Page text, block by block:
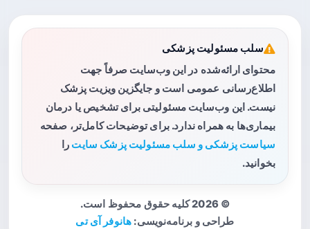
سلب مسئولیت پزشکی
محتوای ارائه‌شده در این وب‌سایت صرفاً جهت
اطلاع‌رسانی عمومی است و جایگزین ویزیت پزشک
نیست. این وب‌سایت مسئولیتی برای تشخیص یا درمان
بیماری‌ها به همراه ندارد. برای توضیحات کامل‌تر، صفحه
سیاست پزشکی و سلب مسئولیت پزشک سایت را
بخوانید.
© 2026 کلیه حقوق محفوظ است.
طراحی و برنامه‌نویسی: هانوفر آی تی